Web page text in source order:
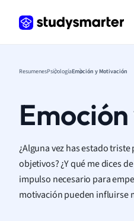
ResumenesPsicologíaEmoción y Motivación
¿Alguna vez has estado
objetivos? ¿Y qué me dices
impulso necesario para
motivación pueden influirse